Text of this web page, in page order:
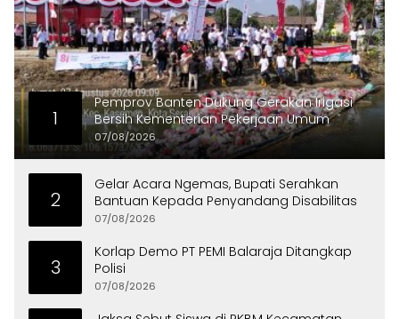
1
Pemprov Banten Dukung Gerakan Irigasi
Bersih Kementerian Pekerjaan Umum
07/08/2026
2
Gelar Acara Ngemas, Bupati Serahkan
Bantuan Kepada Penyandang Disabilitas
07/08/2026
3
Korlap Demo PT PEMI Balaraja Ditangkap
Polisi
07/08/2026